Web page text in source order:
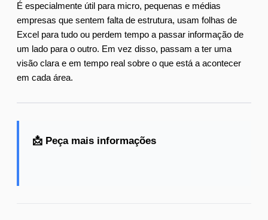
É especialmente útil para micro, pequenas e médias
empresas que sentem falta de estrutura, usam folhas de
Excel para tudo ou perdem tempo a passar informação de
um lado para o outro. Em vez disso, passam a ter uma
visão clara e em tempo real sobre o que está a acontecer
em cada área.
📩 Peça mais informações